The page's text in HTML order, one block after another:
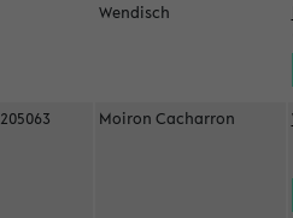
Wendisch
205063 Moiron Cacharron